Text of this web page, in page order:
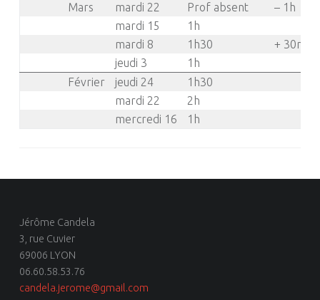
Mars
mardi 22 Prof absent
– 1h
mardi 15
1h
mardi 8
1h30
+ 30mn
jeudi 3
1h
Février
jeudi 24
1h30
mardi 22
2h
mercredi 16
1h
Jérôme Candela
3, rue Cuvier
69006 LYON
06.60.58.53.76
candela.jerome@gmail.com